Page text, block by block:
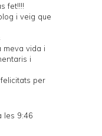
fet!!!!
i veig que
meva vida i
i
per
les 9:46